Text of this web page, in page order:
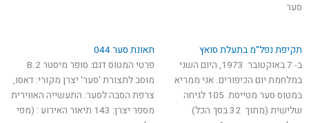
c
e
b
u
t
u
סער
תקיפת נפל"מ בתעלת סואץ
ב- 7 באוקטובר 1973, היום השני
במלחמת יום הכיפורים. אני ממריא
במטוס סער מטייסת 105 לגיחה
שלישית (מתוך 32 בסך הכל)
תאונת סער 044
פרטי המטוס דגם: סופר מיסטר B.2
מוסב לתצורת 'סער' יצרן מקורי: דאסו,
צרפת הסבה לסער: התעשייה האווירית
מספר יצרן: 143 תיאור האירוע : (מפי